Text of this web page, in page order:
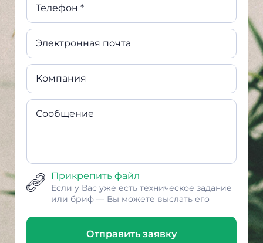
Телефон *
Электронная почта
Компания
Сообщение
Прикрепить файл
Если у Вас уже есть техническое задание
или бриф — Вы можете выслать его
Отправить заявку